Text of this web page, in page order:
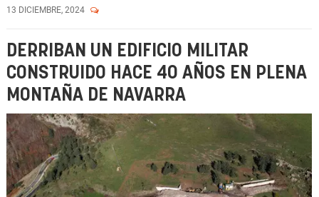
13 DICIEMBRE, 2024
DERRIBAN UN EDIFICIO MILITAR
CONSTRUIDO HACE 40 AÑOS EN PLENA
MONTAÑA DE NAVARRA